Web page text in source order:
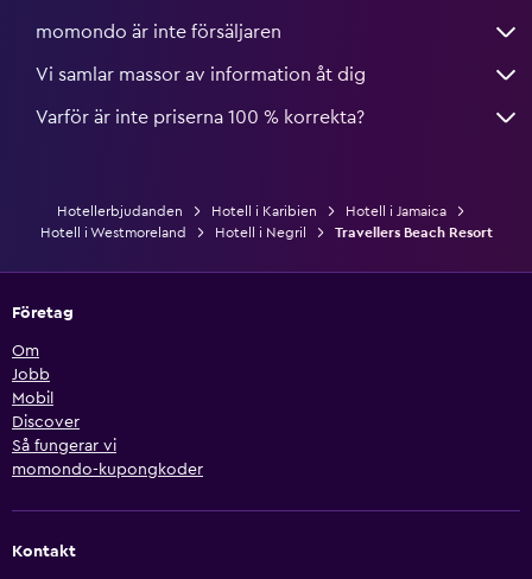
momondo är inte försäljaren
Vi samlar massor av information åt dig
Varför är inte priserna 100 % korrekta?
Hotellerbjudanden Hotell i Karibien
Hotell i Jamaica
Hotell i Westmoreland
Hotell i Negril Travellers Beach Resort
Företag
Om
Jobb
Mobil
Discover
Så fungerar vi
momondo-kupongkoder
Kontakt